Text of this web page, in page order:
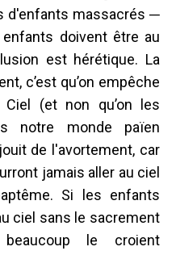
d'enfants massacrés ─
doivent être au
est hérétique. La
c’est qu’on empêche
(et non qu’on les
notre monde païen
de l'avortement, car
jamais aller au ciel
Si les enfants
ciel sans le sacrement
le croient